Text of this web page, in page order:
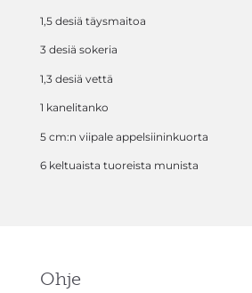
1,5 desiä täysmaitoa
3 desiä sokeria
1,3 desiä vettä
1 kanelitanko
5 cm:n viipale appelsiininkuorta
6 keltuaista tuoreista munista
Ohje